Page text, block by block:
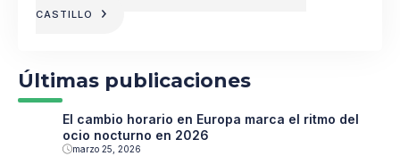
CASTILLO
Últimas publicaciones
El cambio horario en Europa marca el ritmo del
ocio nocturno en 2026
marzo 25, 2026